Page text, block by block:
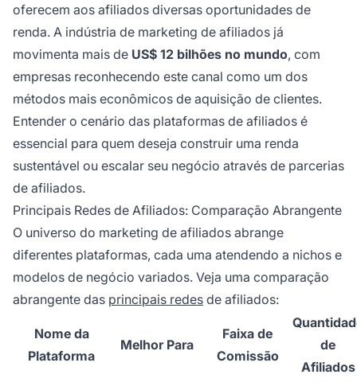
oferecem aos afiliados diversas oportunidades de
renda. A indústria de marketing de afiliados já
movimenta mais de US$ 12 bilhões no mundo, com
empresas reconhecendo este canal como um dos
métodos mais econômicos de aquisição de clientes.
Entender o cenário das plataformas de afiliados é
essencial para quem deseja construir uma renda
sustentável ou escalar seu negócio através de parcerias
de afiliados.
Principais Redes de Afiliados: Comparação Abrangente
O universo do marketing de afiliados abrange
diferentes plataformas, cada uma atendendo a nichos e
modelos de negócio variados. Veja uma comparação
abrangente das principais redes de afiliados:
Nome da
Plataforma
Melhor Para
Faixa de
Comissão
de
Afiliados